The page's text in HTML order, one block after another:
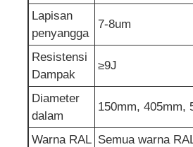
Panel sarang lebah aluminium
Sarang Lebah Aluminium
Cermin aluminium
Lapisan
penyangga
7-8um
Resistensi
Dampak
≥9J
Diameter
dalam
150mm, 405mm,
Warna RAL Semua warna